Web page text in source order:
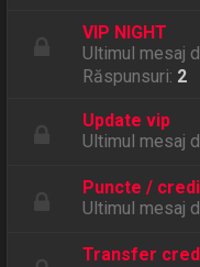
VIP NIGHT
Ultimul mesaj
Răspunsuri: 2
Update vip
Ultimul mesaj
Puncte /
Ultimul mesaj
Transfer